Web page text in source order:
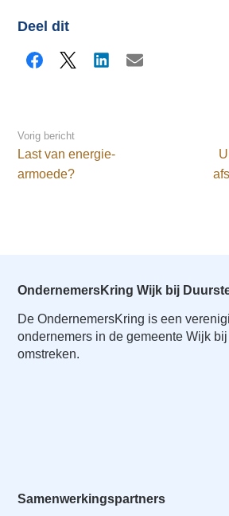
Deel dit
Facebook
X LinkedInE-mail
Vorig bericht
Last van energie-
armoede?
OndernemersKring Wijk bij
De OndernemersKring is een
ondernemers in de gemeente Wijk
omstreken.
Samenwerkingspartners